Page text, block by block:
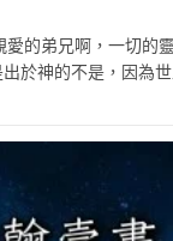
的弟兄啊，一切的
於神的不是，因為